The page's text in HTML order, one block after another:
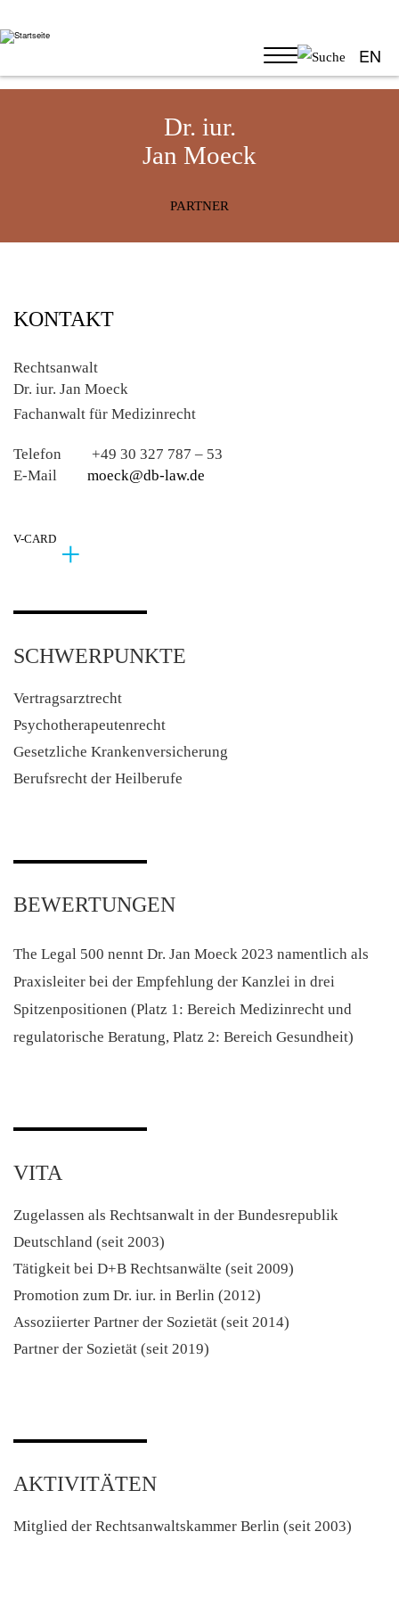
Inhalt
EN
Dr. iur.
Jan Moeck
PARTNER
KONTAKT
Rechtsanwalt
Dr. iur. Jan Moeck
Fachanwalt für Medizinrecht
Telefon
+49 30 327 787 – 53
E-Mail
moeck@db-law.de
V-CARD
SCHWERPUNKTE
Vertragsarztrecht
Psychotherapeutenrecht
Gesetzliche Krankenversicherung
Berufsrecht der Heilberufe
BEWERTUNGEN
The Legal 500 nennt Dr. Jan Moeck 2023 namentlich als
Praxisleiter bei der Empfehlung der Kanzlei in drei
Spitzenpositionen (Platz 1: Bereich Medizinrecht und
regulatorische Beratung, Platz 2: Bereich Gesundheit)
VITA
Zugelassen als Rechtsanwalt in der Bundesrepublik
Deutschland (seit 2003)
Tätigkeit bei D+B Rechtsanwälte (seit 2009)
Promotion zum Dr. iur. in Berlin (2012)
Assoziierter Partner der Sozietät (seit 2014)
Partner der Sozietät (seit 2019)
AKTIVITÄTEN
Mitglied der Rechtsanwaltskammer Berlin (seit 2003)